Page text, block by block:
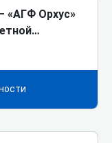
«АГФ Орхус»